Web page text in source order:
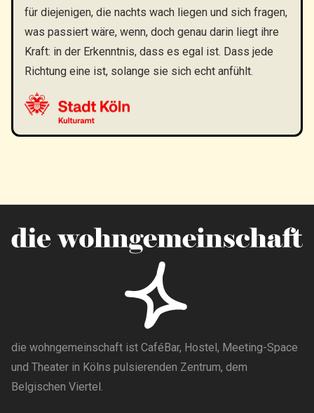
für diejenigen, die nachts wach liegen und sich fragen,
was passiert wäre, wenn, doch genau darin liegt ihre
Kraft: in der Erkenntnis, dass es egal ist. Dass jede
Richtung eine ist, solange sie sich echt anfühlt.
die wohngemeinschaft ist CaféBar, Hostel, Meeting-Space
und Theater in Kölns pulsierenden Zentrum, dem
Belgischen Viertel.